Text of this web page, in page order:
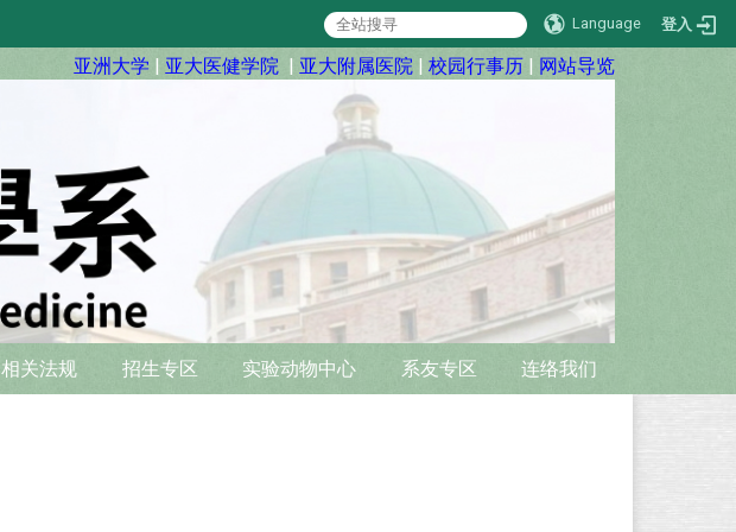
Language 登入
亚洲大学 | 亚大医健学院 | 亚大附属医院 | 校园行事历 | 网站导览
相关法规 招生专区 实验动物中心 系友专区 连络我们